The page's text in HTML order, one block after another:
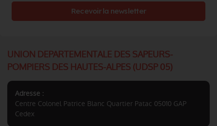
UNION DEPARTEMENTALE DES SAPEURS-
POMPIERS DES HAUTES-ALPES (UDSP 05)
Adresse :
Centre Colonel Patrice Blanc Quartier Patac 05010 GAP
Cedex
Recevoir la newsletter